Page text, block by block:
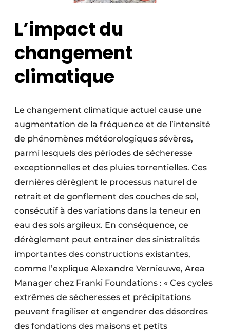
L’impact du
changement
climatique
Le changement climatique actuel cause une
augmentation de la fréquence et de l’intensité
de phénomènes météorologiques sévères,
parmi lesquels des périodes de sécheresse
exceptionnelles et des pluies torrentielles. Ces
dernières dérèglent le processus naturel de
retrait et de gonflement des couches de sol,
consécutif à des variations dans la teneur en
eau des sols argileux. En conséquence, ce
dérèglement peut entrainer des sinistralités
importantes des constructions existantes,
comme l’explique Alexandre Vernieuwe, Area
Manager chez Franki Foundations : « Ces cycles
extrêmes de sécheresses et précipitations
peuvent fragiliser et engendrer des désordres
des fondations des maisons et petits